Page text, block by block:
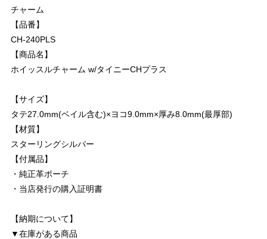
チャーム
【品番】
CH-240PLS
【商品名】
ホイッスルチャーム w/タイニーCHプラス
【サイズ】
タテ27.0mm(ベイル含む)×ヨコ9.0mm×厚み8.0mm(最厚部)
【材質】
スターリングシルバー
【付属品】
・純正革ポーチ
・当店発行の購入証明書
【納期について】
▼在庫がある商品